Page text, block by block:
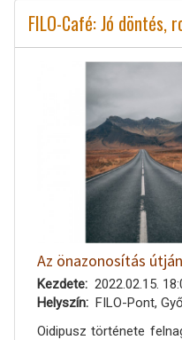
FILO-Café: Jó döntés,
Az önazonosítás
Kezdete
2022.02.15.
Helyszín
FILO-Pont,
Oidipusz története